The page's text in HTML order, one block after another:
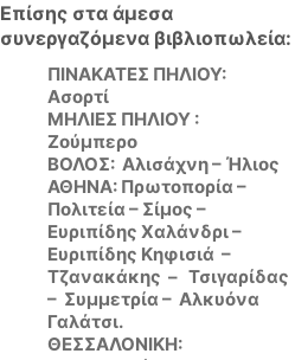
Επίσης στα άμεσα
συνεργαζόμενα βιβλιοπωλεία:
ΠΙΝΑΚΑΤΕΣ ΠΗΛΙΟΥ:
Ασορτί
ΜΗΛΙΕΣ ΠΗΛΙΟΥ :
Ζούμπερο
ΒΟΛΟΣ: Αλισάχνη – Ήλιος
ΑΘΗΝΑ: Πρωτοπορία –
Πολιτεία – Σίμος –
Ευριπίδης Χαλάνδρι –
Ευριπίδης Κηφισιά –
Τζανακάκης – Τσιγαρίδας
– Συμμετρία – Αλκυόνα
Γαλάτσι.
ΘΕΣΣΑΛΟΝΙΚΗ: